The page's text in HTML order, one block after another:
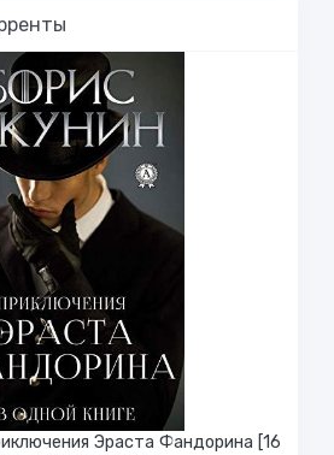
Эраста Фандорина [16